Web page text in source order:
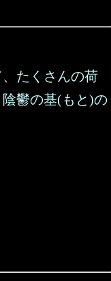
たくさんの荷
鬱の基(もと)の